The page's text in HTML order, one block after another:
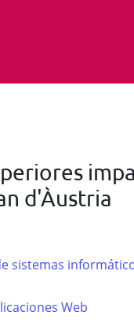
d'Àustria
sistemas
Web